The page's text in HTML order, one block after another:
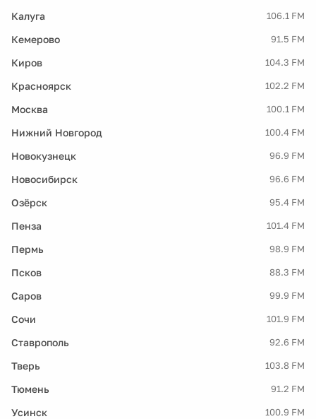
Калуга 106.1 FM
Кемерово 91.5 FM
Киров 104.3 FM
Красноярск 102.2 FM
Москва 100.1 FM
Нижний Новгород 100.4 FM
Новокузнецк 96.9 FM
Новосибирск 96.6 FM
Озёрск 95.4 FM
Пенза 101.4 FM
Пермь 98.9 FM
Псков 88.3 FM
Саров 99.9 FM
Сочи 101.9 FM
Ставрополь 92.6 FM
Тверь 103.8 FM
Тюмень 91.2 FM
Усинск 100.9 FM